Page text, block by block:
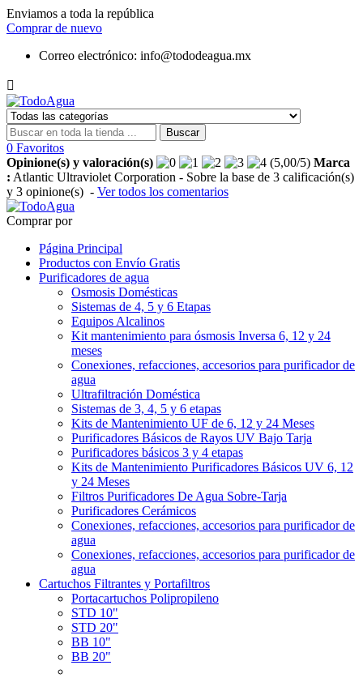
Enviamos a toda la república
Comprar de nuevo
Correo electrónico: info@tododeagua.mx

Buscar
0 Favoritos
Opinione(s) y valoración(s)
(5,00/5) Marca
: Atlantic Ultraviolet Corporation - Sobre la base de 3 calificación(s)
y 3 opinione(s) - Ver todos los comentarios
Comprar por
Página Principal
Productos con Envío Gratis
Purificadores de agua
Osmosis Domésticas
Sistemas de 4, 5 y 6 Etapas
Equipos Alcalinos
Kit mantenimiento para ósmosis Inversa 6, 12 y 24
meses
Conexiones, refacciones, accesorios para purificador de
agua
Ultrafiltración Doméstica
Sistemas de 3, 4, 5 y 6 etapas
Kits de Mantenimiento UF de 6, 12 y 24 Meses
Purificadores Básicos de Rayos UV Bajo Tarja
Purificadores básicos 3 y 4 etapas
Kits de Mantenimiento Purificadores Básicos UV 6, 12
y 24 Meses
Filtros Purificadores De Agua Sobre-Tarja
Purificadores Cerámicos
Conexiones, refacciones, accesorios para purificador de
agua
Conexiones, refacciones, accesorios para purificador de
agua
Cartuchos Filtrantes y Portafiltros
Portacartuchos Polipropileno
STD 10"
STD 20"
BB 10"
BB 20"